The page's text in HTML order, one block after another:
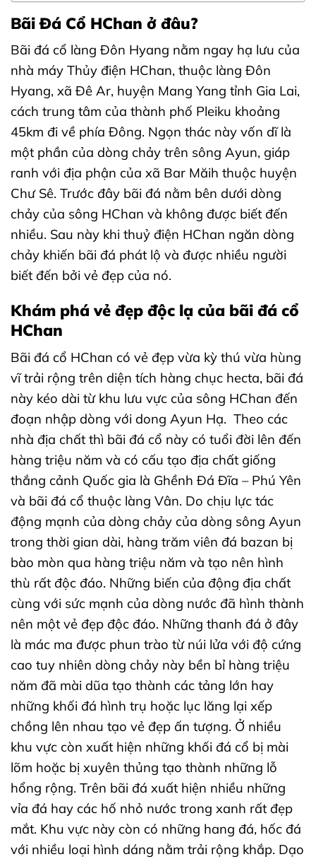
Bãi Đá Cổ HChan ở đâu?
Bãi đá cổ làng Đôn Hyang nằm ngay hạ lưu của
nhà máy Thủy điện HChan, thuộc làng Đôn
Hyang, xã Đê Ar, huyện Mang Yang tỉnh Gia Lai,
cách trung tâm của thành phố Pleiku khoảng
45km đi về phía Đông. Ngọn thác này vốn dĩ là
một phần của dòng chảy trên sông Ayun, giáp
ranh với địa phận của xã Bar Măih thuộc huyện
Chư Sê. Trước đây bãi đá nằm bên dưới dòng
chảy của sông HChan và không được biết đến
nhiều. Sau này khi thuỷ điện HChan ngăn dòng
chảy khiến bãi đá phát lộ và được nhiều người
biết đến bởi vẻ đẹp của nó.
Khám phá vẻ đẹp độc lạ của bãi đá cổ
HChan
Bãi đá cổ HChan có vẻ đẹp vừa kỳ thú vừa hùng
vĩ trải rộng trên diện tích hàng chục hecta, bãi đá
này kéo dài từ khu lưu vực của sông HChan đến
đoạn nhập dòng với dong Ayun Hạ. Theo các
nhà địa chất thì bãi đá cổ này có tuổi đời lên đến
hàng triệu năm và có cấu tạo địa chất giống
thắng cảnh Quốc gia là Ghềnh Đá Đĩa – Phú Yên
và bãi đá cổ thuộc làng Vân. Do chịu lực tác
động mạnh của dòng chảy của dòng sông Ayun
trong thời gian dài, hàng trăm viên đá bazan bị
bào mòn qua hàng triệu năm và tạo nên hình
thù rất độc đáo. Những biến của động địa chất
cùng với sức mạnh của dòng nước đã hình thành
nên một vẻ đẹp độc đáo. Những thanh đá ở đây
là mác ma được phun trào từ núi lửa với độ cứng
cao tuy nhiên dòng chảy này bền bỉ hàng triệu
năm đã mài dũa tạo thành các tảng lớn hay
những khối đá hình trụ hoặc lục lăng lại xếp
chồng lên nhau tạo vẻ đẹp ấn tượng. Ở nhiều
khu vực còn xuất hiện những khối đá cổ bị mài
lõm hoặc bị xuyên thủng tạo thành những lỗ
hổng rộng. Trên bãi đá xuất hiện nhiều những
vỉa đá hay các hố nhỏ nước trong xanh rất đẹp
mắt. Khu vực này còn có những hang đá, hốc đá
với nhiều loại hình dáng nằm trải rộng khắp. Dạo